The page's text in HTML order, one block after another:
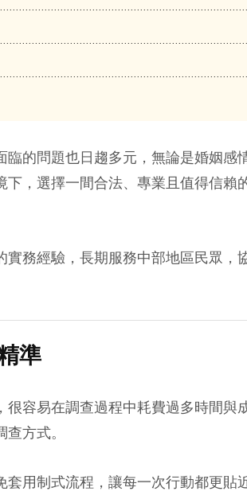
的問題也日趨多元，無論是婚姻感
，選擇一間合法、專業且值得信賴
務經驗，長期服務中部地區民眾，
準
容易在調查過程中耗費過多時間與
方式。
用制式流程，讓每一次行動都更貼